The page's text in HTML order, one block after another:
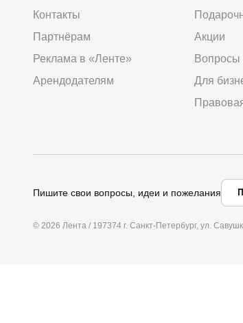
Контакты
Партнёрам
Реклама в «Ленте»
Арендодателям
Акции
Вопросы
Для
Пишите свои вопросы, идеи и пожелания
© 2026 Лента / 197374 г. Санкт-Петербург, ул.